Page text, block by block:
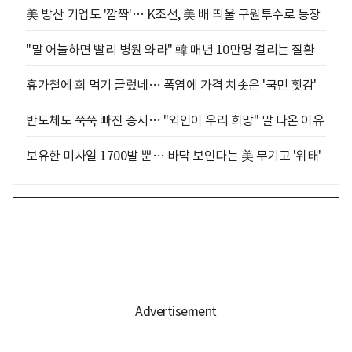
美 방산 기업도 '깜짝'… K조선, 美 배 띄울 구원투수로 등장
"말 어눌하면 빨리 병원 와라" 韓 매년 10만명 걸리는 질환
휴가철에 회 먹기 글렀네… 폭염에 가격 치솟은 '국민 횟감'
반도체도 쭉쭉 빠진 증시… "외인이 우리 희망" 말 나온 이유
보유한 미사일 1700발 뿐… 바닥 보인다는 美 무기고 '위태'